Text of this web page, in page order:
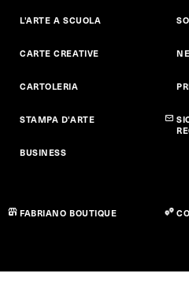
L'ARTE A SCUOLA
CARTE CREATIVE
CARTOLERIA
STAMPA D'ARTE
BUSINESS
FABRIANO BOUTIQUE